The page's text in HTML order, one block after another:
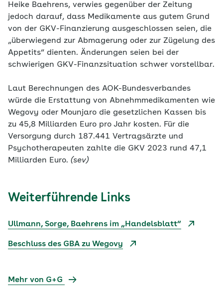
Heike Baehrens, verwies gegenüber der Zeitung
jedoch darauf, dass Medikamente aus gutem Grund
von der GKV-Finanzierung ausgeschlossen seien, die
„überwiegend zur Abmagerung oder zur Zügelung des
Appetits“ dienten. Änderungen seien bei der
schwierigen GKV-Finanzsituation schwer vorstellbar.
Laut Berechnungen des AOK-Bundesverbandes
würde die Erstattung von Abnehmmedikamenten wie
Wegovy oder Mounjaro die gesetzlichen Kassen bis
zu 45,8 Milliarden Euro pro Jahr kosten. Für die
Versorgung durch 187.441 Vertragsärzte und
Psychotherapeuten zahlte die GKV 2023 rund 47,1
Milliarden Euro. (sev)
Weiterführende Links
Ullmann, Sorge, Baehrens im „Handelsblatt“
Beschluss des GBA zu Wegovy
Mehr von G+G